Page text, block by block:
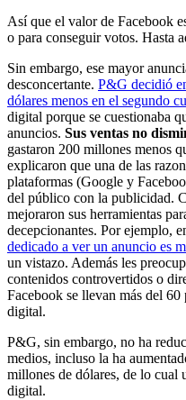
Así que el valor de Facebook
o para conseguir votos. Hasta
Sin embargo, ese mayor
desconcertante. P&G decidió
dólares menos en el segundo
digital porque se cuestionaba
anuncios. Sus ventas no
gastaron 200 millones menos
explicaron que una de las
plataformas (Google y
del público con la publicidad.
mejoraron sus herramientas
decepcionantes. Por ejemplo,
dedicado a ver un anuncio es
un vistazo. Además les
contenidos controvertidos o
Facebook se llevan más del
digital.
P&G, sin embargo, no ha
medios, incluso la ha
millones de dólares, de lo cual
digital.